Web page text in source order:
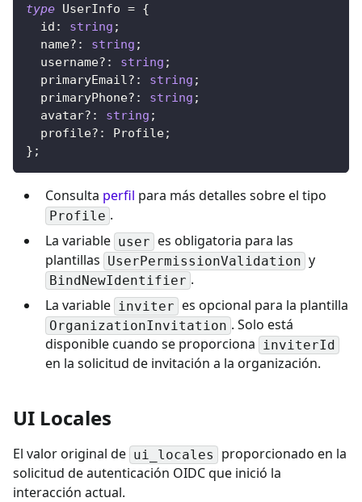
type UserInfo = {
  id
: string ;
  name
? : string ;
  username
? : string ;
  primaryEmail
? : string ;
  primaryPhone
? : string ;
  avatar
? : string ;
  profile
? : Profile;
} ;
Consulta perfil para más detalles sobre el tipo
Profile .
La variable user es obligatoria para las
plantillas UserPermissionValidation y
BindNewIdentifier .
La variable inviter es opcional para la plantilla
OrganizationInvitation . Solo está
disponible cuando se proporciona
inviterId
en la solicitud de invitación a la organización.
UI Locales
El valor original de ui_locales
proporcionado en la
solicitud de autenticación OIDC que inició la
interacción actual.